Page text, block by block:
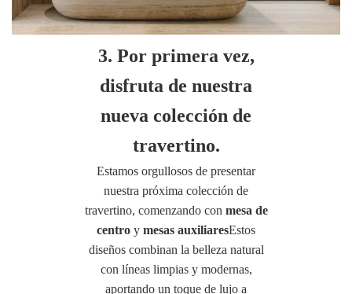
3. Por primera vez,
disfruta de nuestra
nueva colección de
travertino.
Estamos orgullosos de presentar
nuestra próxima colección de
travertino, comenzando con mesa de
centro y mesas auxiliaresEstos
diseños combinan la belleza natural
con líneas limpias y modernas,
aportando un toque de lujo a